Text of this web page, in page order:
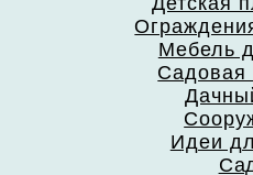
Мебель
Садовая
Идеи